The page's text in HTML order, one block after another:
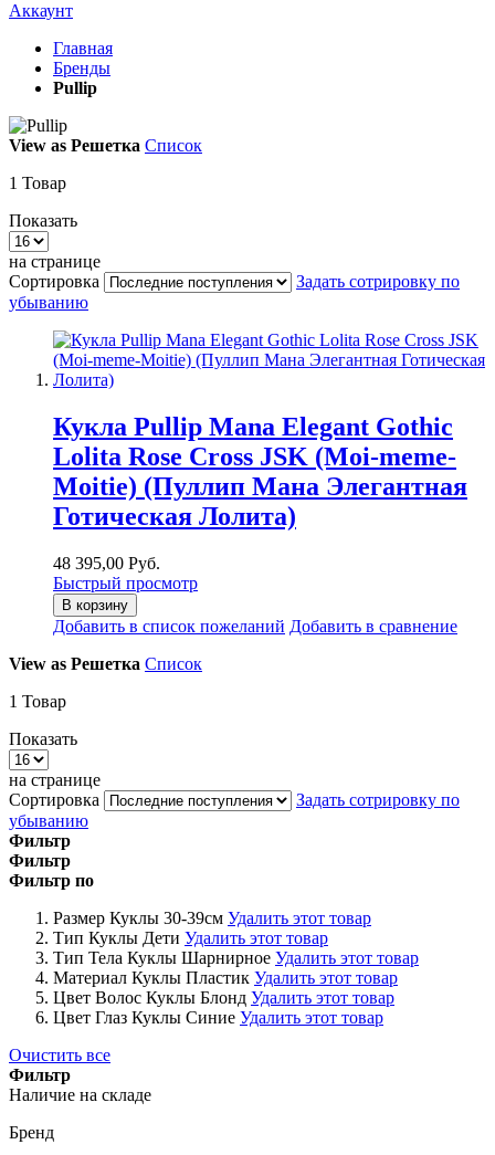
Аккаунт
Главная
Бренды
Pullip
View as Решетка Список
1 Товар
Показать
на странице
Сортировка
Задать сотрировку по
убыванию
Кукла Pullip Mana Elegant Gothic
Lolita Rose Cross JSK (Moi-meme-
Moitie) (Пуллип Мана Элегантная
Готическая Лолита)
48 395,00 Руб.
Быстрый просмотр
В корзину
Добавить в список пожеланий Добавить в сравнение
View as Решетка Список
1 Товар
Показать
на странице
Сортировка
Задать сотрировку по
убыванию
Фильтр
Фильтр
Фильтр по
Размер Куклы 30-39см Удалить этот товар
Тип Куклы Дети Удалить этот товар
Тип Тела Куклы Шарнирное Удалить этот товар
Материал Куклы Пластик Удалить этот товар
Цвет Волос Куклы Блонд Удалить этот товар
Цвет Глаз Куклы Синие Удалить этот товар
Очистить все
Фильтр
Наличие на складе
Бренд